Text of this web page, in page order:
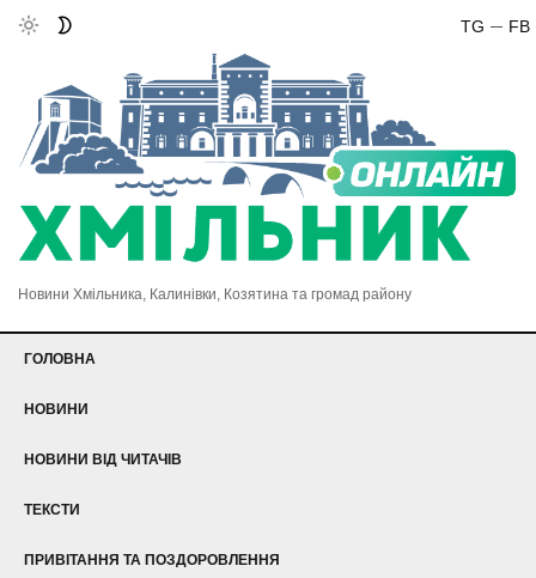
FB
TG
Новини Хмільника, Калинівки, Козятина та громад району
ГОЛОВНА
НОВИНИ
НОВИНИ ВІД ЧИТАЧІВ
ТЕКСТИ
ПРИВІТАННЯ ТА ПОЗДОРОВЛЕННЯ